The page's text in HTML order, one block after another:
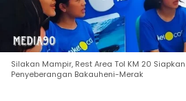
Silakan Mampir, Rest Area Tol KM 20
Penyeberangan Bakauheni-Merak